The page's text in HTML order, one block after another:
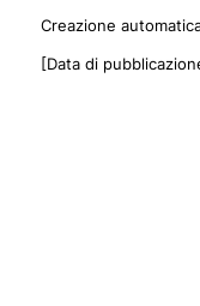
Creazione
[Data di